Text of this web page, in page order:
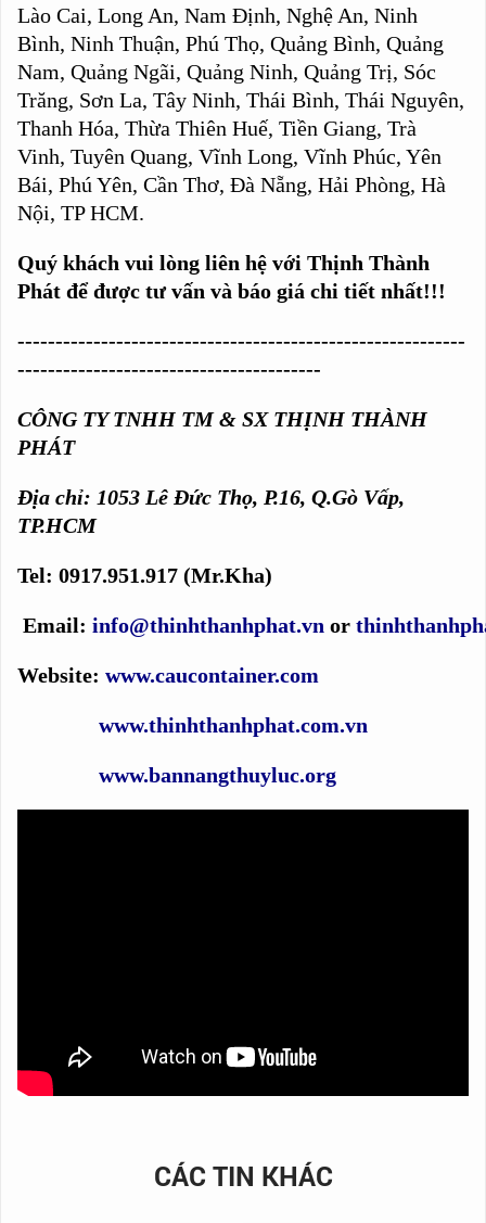
Lào Cai, Long An, Nam Định, Nghệ An, Ninh
Bình, Ninh Thuận, Phú Thọ, Quảng Bình, Quảng
Nam, Quảng Ngãi, Quảng Ninh, Quảng Trị, Sóc
Trăng, Sơn La, Tây Ninh, Thái Bình, Thái Nguyên,
Thanh Hóa, Thừa Thiên Huế, Tiền Giang, Trà
Vinh, Tuyên Quang, Vĩnh Long, Vĩnh Phúc, Yên
Bái, Phú Yên, Cần Thơ, Đà Nẵng, Hải Phòng, Hà
Nội, TP HCM.
Quý khách vui lòng liên hệ với Thịnh Thành
Phát để được tư vấn và báo giá chi tiết nhất!!!
-----------------------------------------------------------
----------------------------------------
CÔNG TY TNHH TM & SX THỊNH THÀNH
PHÁT
Địa chỉ: 1053 Lê Đức Thọ, P.16, Q.Gò Vấp,
TP.HCM
Tel: 0917.951.917 (Mr.Kha)
Email: info@thinhthanhphat.vn or
Website: www.caucontainer.com
www.thinhthanhphat.com.vn
www.bannangthuyluc.org
CÁC TIN KHÁC